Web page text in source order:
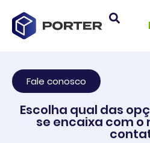
Fale conosco
Escolha qual das
se encaixa com o